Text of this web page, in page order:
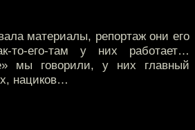
материалы, репортаж они его
то-его-там у них работает…
мы говорили, у них главный
нациков…